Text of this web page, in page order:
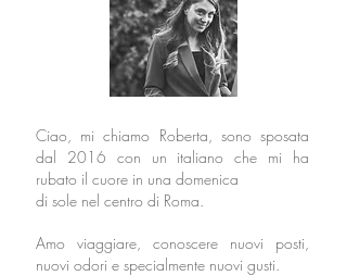
Ciao, mi chiamo Roberta, sono sposata
dal 2016 con un italiano che mi ha
rubato il cuore in una domenica
di sole nel centro di Roma.
Amo viaggiare, conoscere nuovi posti,
nuovi odori e specialmente nuovi gusti.